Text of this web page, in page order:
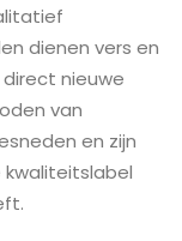
dienen vers en
nieuwe
van
en zijn